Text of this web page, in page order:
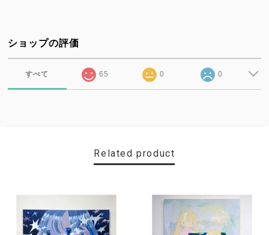
ショップの評価
すべて 65 0 0
Related product